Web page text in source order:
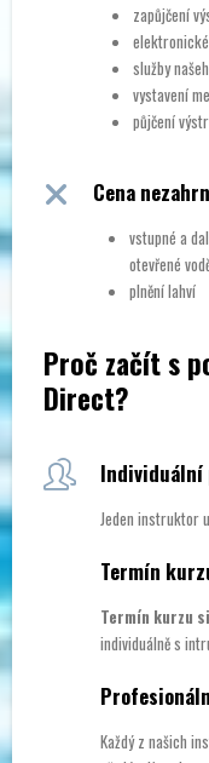
zapůjčení
služby
vystavení
půjčení
Cena
vstupné a
otevřené
plnění lahví
Proč začít s
Direct?
Jeden instruktor
Termín
Termín kurzu
individuálně s
Každý z našich